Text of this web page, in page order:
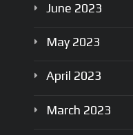
June 2023
May 2023
April 2023
March 2023